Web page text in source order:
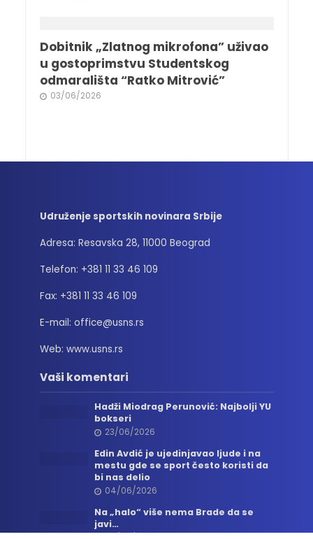
Dobitnik „Zlatnog mikrofona” uživao
u gostoprimstvu Studentskog
odmarališta “Ratko Mitrović”
03/06/2026
Udruženje sportskih novinara Srbije
Adresa: Resavska 28, 11000 Beograd
Telefon: +381 11 33 46 109
Fax: +381 11 33 46 109
E-mail: office@usns.rs
Web: www.usns.rs
Vaši komentari
Hadži Miodrag Perunović: Najbolji YU
bokseri
23/06/2026
Edin Avdić je ujedinjavao ljude i na
mestu gde se sport često koristi da
bi nas delio
04/06/2026
Na „halo“ više nema Brade da se
javi…